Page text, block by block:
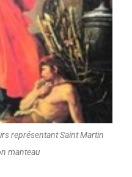
représentant Saint Martin
manteau